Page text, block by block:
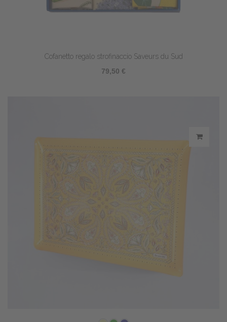
Cofanetto regalo strofinaccio Saveurs du Sud
79,50 €